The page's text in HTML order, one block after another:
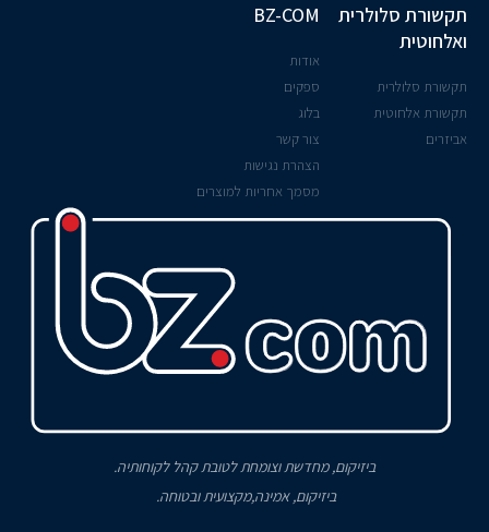
תקשורת סלולרית
ואלחוטית
תקשורת סלולרית
תקשורת אלחוטית
אביזרים
BZ-COM
אודות
ספקים
בלוג
צור קשר
הצהרת נגישות
מסמך אחריות למוצרים
ביזיקום, מחדשת וצומחת לטובת קהל לקוחותיה.
ביזיקום, אמינה,מקצועית ובטוחה.